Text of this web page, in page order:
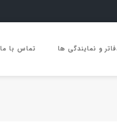
و نمایندگی ها تماس با ما